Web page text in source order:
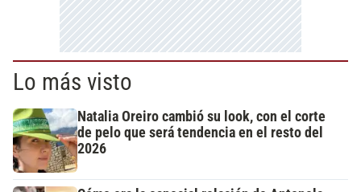
Lo más visto
Natalia Oreiro cambió su look, con el corte
de pelo que será tendencia en el resto del
2026